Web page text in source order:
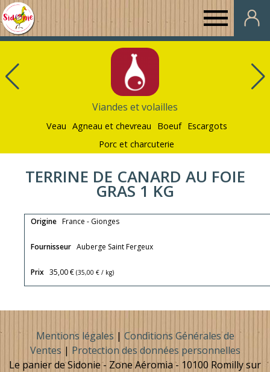
Au
Sidonie
Viandes et volailles
Veau Agneau et chevreau Boeuf
Escargots
Porc et charcuterie
TERRINE DE CANARD AU FOIE
GRAS 1 KG
Origine France - Gionges
Fournisseur Auberge Saint Fergeux
Prix 35,00 € (35,00 € / kg)
Mentions légales | Conditions Générales de
Ventes | Protection des données personnelles
Le panier de Sidonie - Zone Aéromia - 10100 Romilly sur